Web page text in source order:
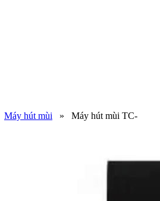
Máy hút mùi » Máy hút mùi TC-